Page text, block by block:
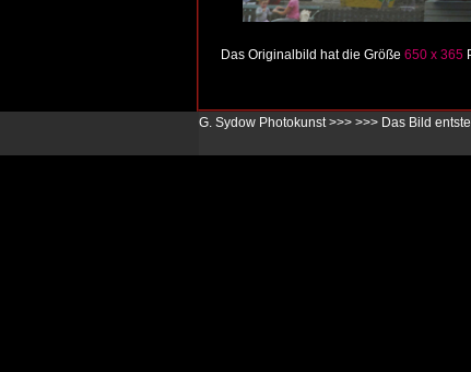
Das Originalbild hat die Größe 650 x 365
G. Sydow Photokunst >>> >>> Das Bild